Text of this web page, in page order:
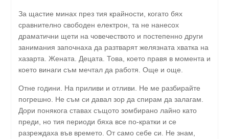
За щастие минах през тия крайности, когато бях
сравнително свободен електрон, та не нанесох
драматични щети на човечеството и постепенно други
занимания започнаха да разтварят желязната хватка на
хазарта. Жената. Децата. Това, което правя в момента и
което винаги съм мечтал да работя. Още и още.
Отне години. На приливи и отливи. Не ме разбирайте
погрешно. Не съм си давал зор да спирам да залагам.
Дори понякога ставах същото зомбирано лайно като
преди, но тия периоди бяха все по-кратки и се
разреждаха във времето. От само себе си. Не знам,